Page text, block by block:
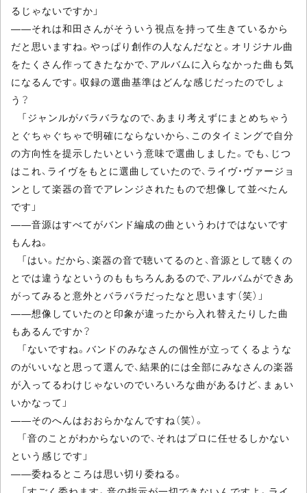
るじゃないですか」
――それは和田さんがそういう視点を持って生きているから
だと思いますね。やっぱり創作の人なんだなと。オリジナル曲
をたくさん作ってきたなかで、アルバムに入らなかった曲も気
になるんです。収録の選曲基準はどんな感じだったのでしょ
う？
「ジャンルがバラバラなので、あまり考えずにまとめちゃう
とぐちゃぐちゃで明確にならないから、このタイミングで自分
の方向性を提示したいという意味で選曲しました。でも、じつ
はこれ、ライヴをもとに選曲していたので、ライヴ・ヴァージョ
ンとして楽器の音でアレンジされたもので想像して並べたん
です」
――音源はすべてがバンド編成の曲というわけではないです
もんね。
「はい。だから、楽器の音で聴いてるのと、音源として聴くの
とでは違うなというのももちろんあるので、アルバムができあ
がってみると意外とバラバラだったなと思います（笑）」
――想像していたのと印象が違ったから入れ替えたりした曲
もあるんですか？
「ないですね。バンドのみなさんの個性が立ってくるような
のがいいなと思って選んで、結果的には全部にみなさんの楽器
が入ってるわけじゃないのでいろいろな曲があるけど、まぁい
いかなって」
――そのへんはおおらかなんですね（笑）。
「音のことがわからないので、それはプロに任せるしかない
という感じです」
――委ねるところは思い切り委ねる。